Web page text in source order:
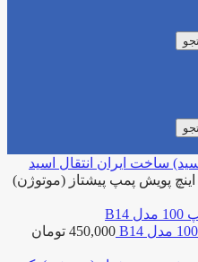
ساخت ایران انتقال اسید
الکترو پمپ ضد اسید 1 اینچ پویش پمپ پیشتاز (موتوژن)
450,000 تومان